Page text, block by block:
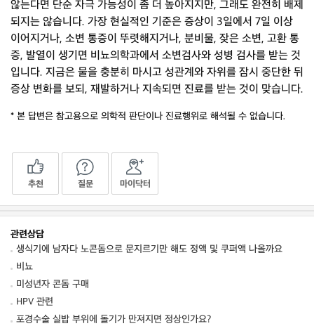
않는다면 단순 자극 가능성이 좀 더 높아지지만, 그래도 완전히 배제
되지는 않습니다. 가장 현실적인 기준은 증상이 3일에서 7일 이상
이어지거나, 소변 통증이 뚜렷해지거나, 분비물, 잦은 소변, 고환 통
증, 발열이 생기면 비뇨의학과에서 소변검사와 성병 검사를 받는 것
입니다. 지금은 물을 충분히 마시고 성관계와 자위를 잠시 중단한 뒤
증상 변화를 보되, 재발하거나 지속되면 진료를 받는 것이 맞습니다.
* 본 답변은 참고용으로 의학적 판단이나 진료행위로 해석될 수 없습니다.
추천 질문 마이닥터
관련상담
생식기에 남자다 노콘돔으로 문지르기만 해도 정액 및 쿠퍼액 나올까요
비뇨
미성년자 콘돔 구매
HPV 관련
포경수술 실밥 부위에 돌기가 만져지면 정상인가요?